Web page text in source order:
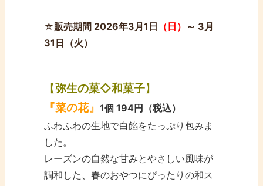
☆販売期間 2026年3月1日 （日） ～ 3月
31日（火）
【弥生の菓◇和菓子】
『菜の花』 1個 194円（税込）
ふわふわの生地で白餡をたっぷり包みま
した。
レーズンの自然な甘みとやさしい風味が
調和した、春のおやつにぴったりの和ス